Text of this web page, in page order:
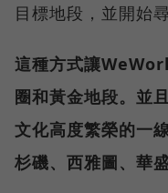
目標地段，並開始
這種方式讓
圈和黃金地段。並
文化高度繁榮的一
杉磯、西雅圖、華